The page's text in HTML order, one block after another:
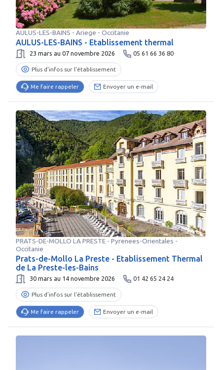
AULUS-LES-BAINS - Ariege - Occitanie
AULUS-LES-BAINS - Etablissement thermal
23 mars au 07 novembre 2026 05 61 66 36 80
Plus d’infos sur l’établissement
Me faire rappeler Envoyer un e-mail
PRATS-DE-MOLLO LA PRESTE- Pyrenees-Orientales -
Occitanie
Prats-de-Mollo La Preste - Etablissement Thermal
de La Preste-les-Bains
30 mars au 14 novembre 2026 01 42 65 24 24
Plus d’infos sur l’établissement
Me faire rappeler Envoyer un e-mail